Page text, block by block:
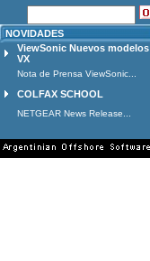
NOVIDADES
ViewSonic Nuevos modelos
VX
Nota de Prensa ViewSonic...
COLFAX SCHOOL
NETGEAR News Release...